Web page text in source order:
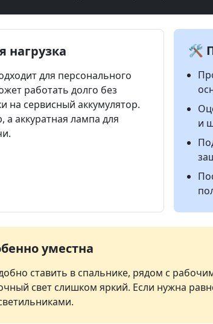
нагрузка
для персонального
работать долго без
на сервисный аккумулятор.
а аккуратная лампа для
🛠️
и
уместна
ставить в спальнике, рядом с
свет слишком яркий. Если нужна